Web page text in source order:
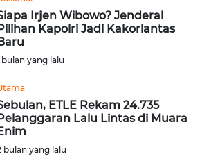
Irjen Wibowo? Jenderal
Kapolri Jadi Kakorlantas
bulan yang lalu
ETLE Rekam 24.735
Lalu Lintas di Muara
bulan yang lalu